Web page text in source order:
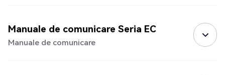
Manuale de comunicare Seria EC
Manuale de comunicare